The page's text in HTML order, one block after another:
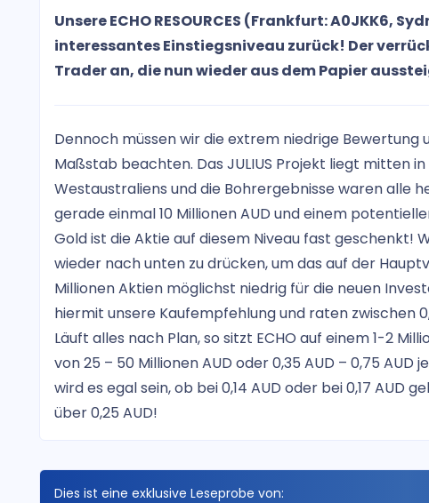
Unsere ECHO RESOURCES (Frankfurt: A0JKK6,
interessantes Einstiegsniveau zurück! Der
Trader an, die nun wieder aus dem Papier
Dennoch müssen wir die extrem niedrige
Maßstab beachten. Das JULIUS Projekt liegt mitten
Westaustraliens und die Bohrergebnisse waren alle
gerade einmal 10 Millionen AUD und einem
Gold ist die Aktie auf diesem Niveau fast geschenkt!
wieder nach unten zu drücken, um das auf der
Millionen Aktien möglichst niedrig für die neuen
hiermit unsere Kaufempfehlung und raten zwischen
Läuft alles nach Plan, so sitzt ECHO auf einem 1-2
von 25 – 50 Millionen AUD oder 0,35 AUD – 0,75
wird es egal sein, ob bei 0,14 AUD oder bei 0,17 AUD
über 0,25 AUD!
Dies ist eine exklusive Leseprobe von: